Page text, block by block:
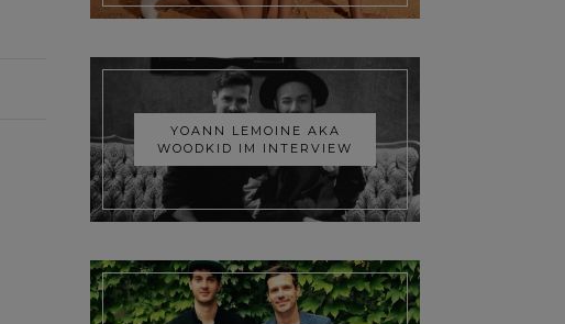
YOANN LEMOINE AKA
WOODKID IM INTERVIEW